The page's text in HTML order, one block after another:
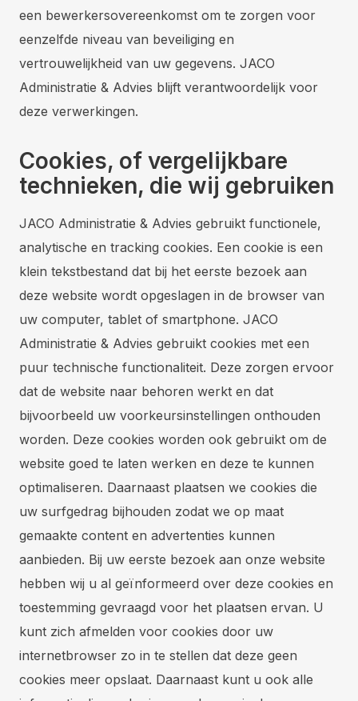
een bewerkersovereenkomst om te zorgen voor
eenzelfde niveau van beveiliging en
vertrouwelijkheid van uw gegevens. JACO
Administratie & Advies blijft verantwoordelijk voor
deze verwerkingen.
Cookies, of vergelijkbare
technieken, die wij gebruiken
JACO Administratie & Advies gebruikt functionele,
analytische en tracking cookies. Een cookie is een
klein tekstbestand dat bij het eerste bezoek aan
deze website wordt opgeslagen in de browser van
uw computer, tablet of smartphone. JACO
Administratie & Advies gebruikt cookies met een
puur technische functionaliteit. Deze zorgen ervoor
dat de website naar behoren werkt en dat
bijvoorbeeld uw voorkeursinstellingen onthouden
worden. Deze cookies worden ook gebruikt om de
website goed te laten werken en deze te kunnen
optimaliseren. Daarnaast plaatsen we cookies die
uw surfgedrag bijhouden zodat we op maat
gemaakte content en advertenties kunnen
aanbieden. Bij uw eerste bezoek aan onze website
hebben wij u al geïnformeerd over deze cookies en
toestemming gevraagd voor het plaatsen ervan. U
kunt zich afmelden voor cookies door uw
internetbrowser zo in te stellen dat deze geen
cookies meer opslaat. Daarnaast kunt u ook alle